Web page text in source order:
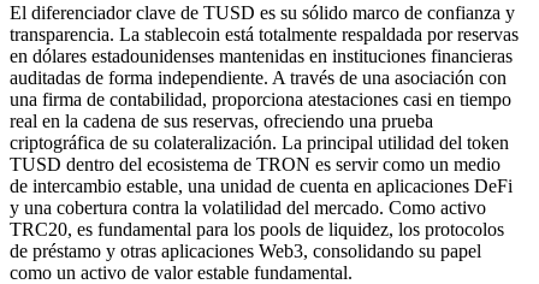
El diferenciador clave de TUSD es su sólido marco de confianza y
transparencia. La stablecoin está totalmente respaldada por reservas
en dólares estadounidenses mantenidas en instituciones financieras
auditadas de forma independiente. A través de una asociación con
una firma de contabilidad, proporciona atestaciones casi en tiempo
real en la cadena de sus reservas, ofreciendo una prueba
criptográfica de su colateralización. La principal utilidad del token
TUSD dentro del ecosistema de TRON es servir como un medio
de intercambio estable, una unidad de cuenta en aplicaciones DeFi
y una cobertura contra la volatilidad del mercado. Como activo
TRC20, es fundamental para los pools de liquidez, los protocolos
de préstamo y otras aplicaciones Web3, consolidando su papel
como un activo de valor estable fundamental.